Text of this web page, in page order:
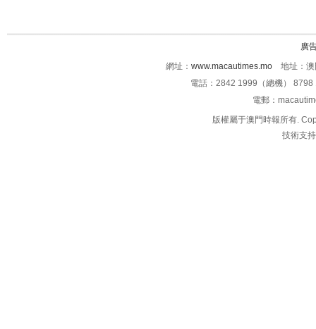
廣
網址： www.macautimes.mo 地址：澳
電話：2842 1999（總機）
電郵：
版權屬于澳門時報所有.
技術支